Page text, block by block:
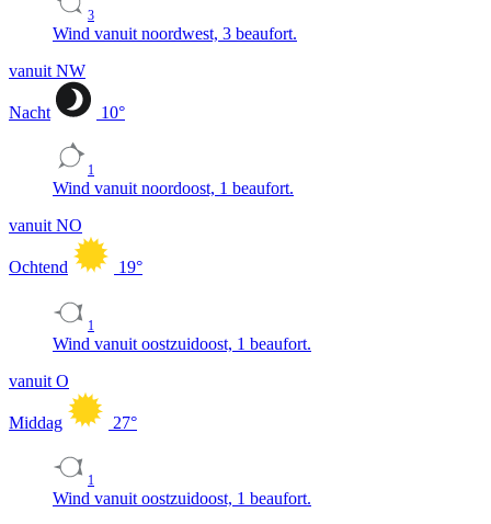
3
Wind vanuit noordwest, 3 beaufort.
vanuit NW
Nacht 10°
1
Wind vanuit noordoost, 1 beaufort.
vanuit NO
Ochtend 19°
1
Wind vanuit oostzuidoost, 1 beaufort.
vanuit O
Middag 27°
1
Wind vanuit oostzuidoost, 1 beaufort.